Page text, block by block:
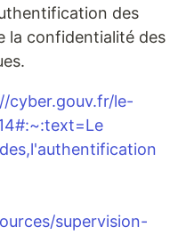
des
la confidentialité des
cyber.gouv.fr/le-
supervision-